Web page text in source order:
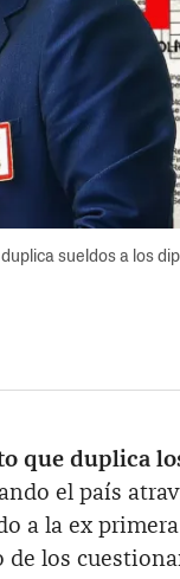
sueldos a los
que duplica
el país
a la ex
de los